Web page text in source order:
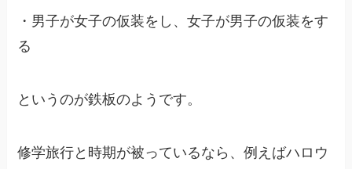
・男子が女子の仮装をし、女子が男子の仮装をす
る
というのが鉄板のようです。
修学旅行と時期が被っているなら、例えばハロウ